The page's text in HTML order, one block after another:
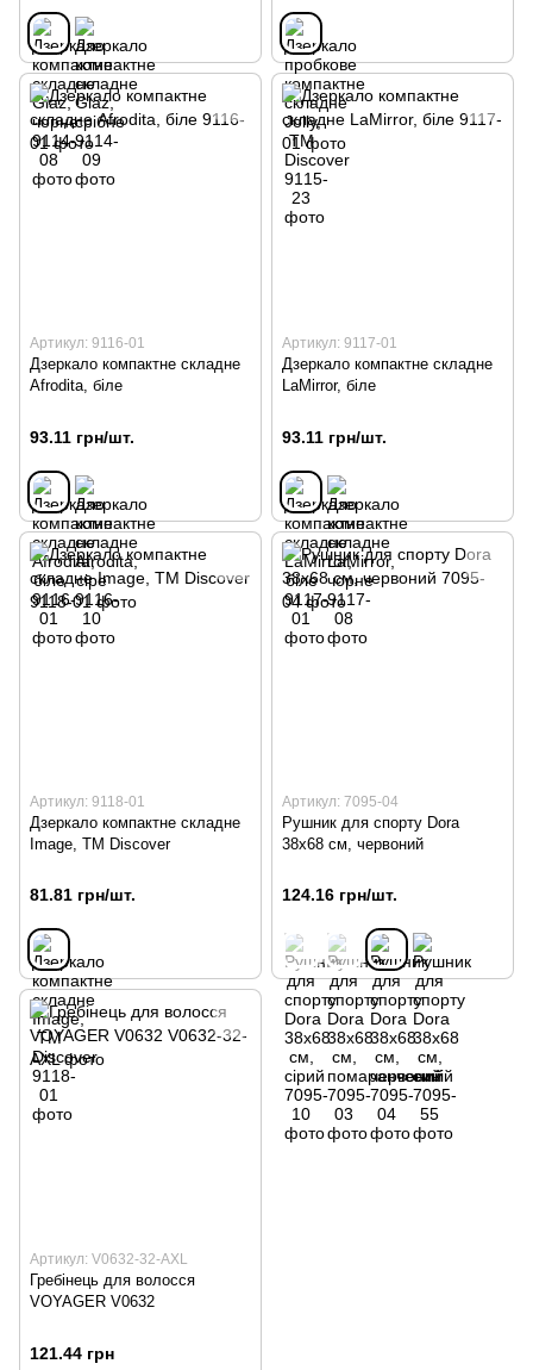
Артикул: 9116-01
Дзеркало компактне складне
Afrodita, біле
93.11 грн/шт.
Артикул: 9117-01
Дзеркало компактне складне
LaMirror, біле
93.11 грн/шт.
Артикул: 9118-01
Дзеркало компактне складне
Image, TM Discover
81.81 грн/шт.
Артикул: 7095-04
Рушник для спорту Dora
38х68 см, червоний
124.16 грн/шт.
Артикул: V0632-32-AXL
Гребінець для волосся
VOYAGER V0632
121.44 грн